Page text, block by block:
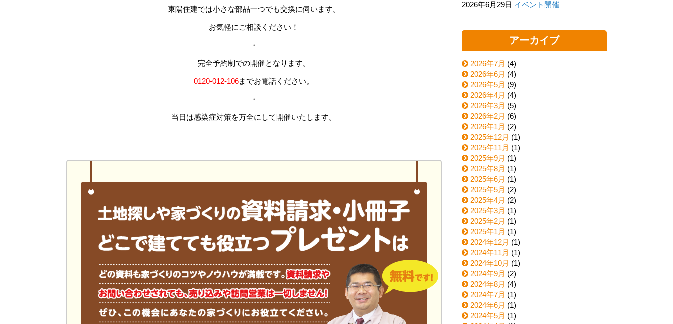
東陽住建では小さな部品一つでも交換に伺います。
お気軽にご相談ください！
・
完全予約制での開催となります。
0120-012-106までお電話ください。
・
当日は感染症対策を万全にして開催いたします。
2026年6月29日 イベント開催
アーカイブ
2026年7月 (4)
2026年6月 (4)
2026年5月 (9)
2026年4月 (4)
2026年3月 (5)
2026年2月 (6)
2026年1月 (2)
2025年12月 (1)
2025年11月 (1)
2025年9月 (1)
2025年8月 (1)
2025年6月 (1)
2025年5月 (2)
2025年4月 (2)
2025年3月 (1)
2025年2月 (1)
2025年1月 (1)
2024年12月 (1)
2024年11月 (1)
2024年10月 (1)
2024年9月 (2)
2024年8月 (4)
2024年7月 (1)
2024年6月 (1)
2024年5月 (1)